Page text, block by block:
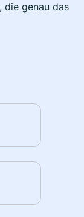
die genau das